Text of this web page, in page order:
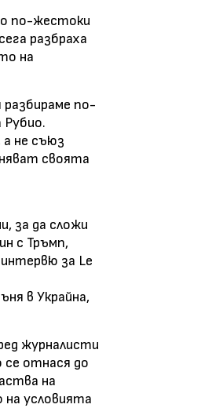
по-жестоки
разбраха
на
разбираме по-
не съюз
своята
за да сложи
с Тръмп,
за Le
в Украйна,
журналисти
отнася до
на
на условията